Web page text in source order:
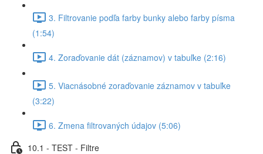
3. Filtrovanie podľa farby bunky alebo farby písma
(1:54)
4. Zoraďovanie dát (záznamov) v tabuľke (2:16)
5. Viacnásobné zoraďovanie záznamov v tabuľke
(3:22)
6. Zmena filtrovaných údajov (5:06)
10.1 - TEST - Filtre